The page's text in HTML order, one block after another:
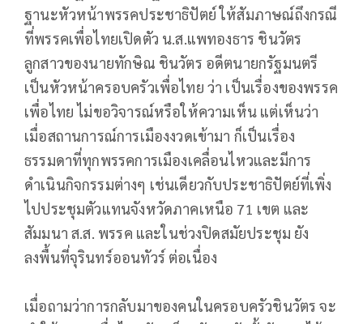
ฐานะหัวหน้าพรรคประชาธิปัตย์ ให้สัมภาษณ์ถึงกรณี
ที่พรรคเพื่อไทยเปิดตัว น.ส.แพทองธาร ชินวัตร
ลูกสาวของนายทักษิณ ชินวัตร อดีตนายกรัฐมนตรี
เป็นหัวหน้าครอบครัวเพื่อไทย ว่า เป็นเรื่องของพรรค
เพื่อไทย ไม่ขอวิจารณ์หรือให้ความเห็น แต่เห็นว่า
เมื่อสถานการณ์การเมืองงวดเข้ามา ก็เป็นเรื่อง
ธรรมดาที่ทุกพรรคการเมืองเคลื่อนไหวและมีการ
ดำเนินกิจกรรมต่างๆ เช่นเดียวกับประชาธิปัตย์ที่เพิ่ง
ไปประชุมตัวแทนจังหวัดภาคเหนือ 71 เขต และ
สัมมนา ส.ส. พรรค และในช่วงปิดสมัยประชุม ยัง
ลงพื้นที่จุรินทร์ออนทัวร์ ต่อเนื่อง
เมื่อถามว่าการกลับมาของคนในครอบครัวชินวัตร จะ